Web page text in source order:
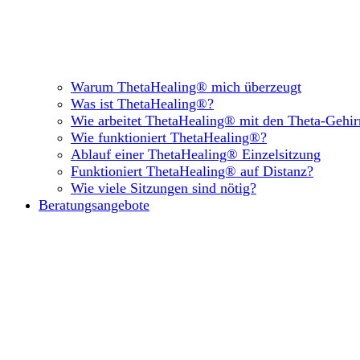
Warum ThetaHealing® mich überzeugt
Was ist ThetaHealing®?
Wie arbeitet ThetaHealing® mit den Theta-
Wie funktioniert ThetaHealing®?
Ablauf einer ThetaHealing® Einzelsitzung
Funktioniert ThetaHealing® auf Distanz?
Wie viele Sitzungen sind nötig?
Beratungsangebote